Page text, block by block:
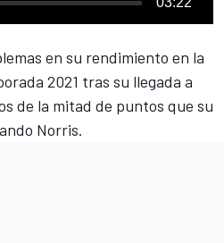
en su rendimiento en la
2021 tras su llegada a
de la mitad de puntos que su
Norris.